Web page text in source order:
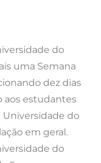
do
uma Semana
dez dias
aos estudantes
do
em geral.
do